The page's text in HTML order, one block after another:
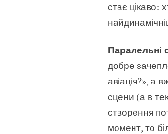
стає цікаво:
Паралельні
добре
авіація?», а
сцени (а в
створення
момент, то